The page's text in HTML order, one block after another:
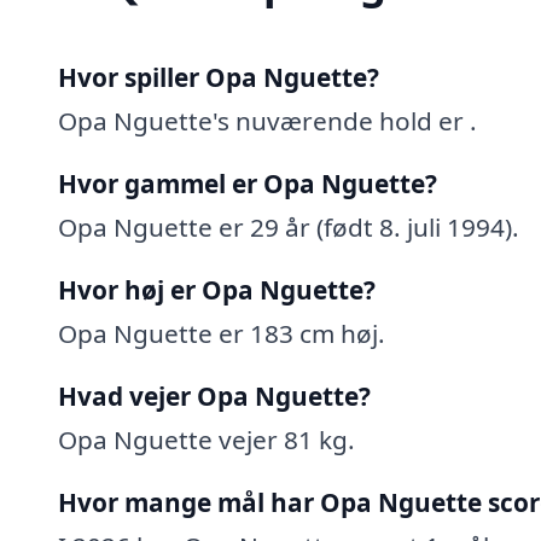
Hvor spiller Opa Nguette?
Opa Nguette's nuværende hold er .
Hvor gammel er Opa Nguette?
Opa Nguette er 29 år (født 8. juli 1994).
Hvor høj er Opa Nguette?
Opa Nguette er 183 cm høj.
Hvad vejer Opa Nguette?
Opa Nguette vejer 81 kg.
Hvor mange mål har Opa Nguette